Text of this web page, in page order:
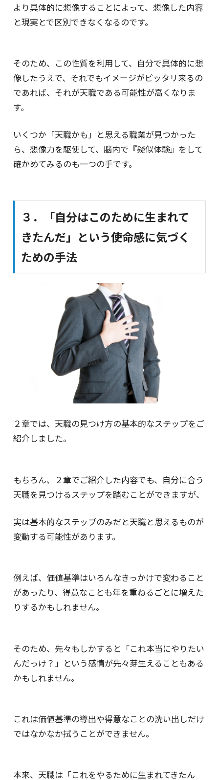
より具体的に想像することによって、想像した内容
と現実とで区別できなくなるのです。
そのため、この性質を利用して、自分で具体的に想
像したうえで、それでもイメージがピッタリ来るの
であれば、それが天職である可能性が高くなりま
す。
いくつか「天職かも」と思える職業が見つかった
ら、想像力を駆使して、脳内で『疑似体験』をして
確かめてみるのも一つの手です。
３．「自分はこのために生まれて
きたんだ」という使命感に気づく
ための手法
２章では、天職の見つけ方の基本的なステップをご
紹介しました。
もちろん、２章でご紹介した内容でも、自分に合う
天職を見つけるステップを踏むことができますが、
実は基本的なステップのみだと天職と思えるものが
変動する可能性があります。
例えば、価値基準はいろんなきっかけで変わること
があったり、得意なことも年を重ねるごとに増えた
りするかもしれません。
そのため、先々もしかすると「これ本当にやりたい
んだっけ？」という感情が先々芽生えることもある
かもしれません。
これは価値基準の導出や得意なことの洗い出しだけ
ではなかなか拭うことができません。
本来、天職は「これをやるために生まれてきたん